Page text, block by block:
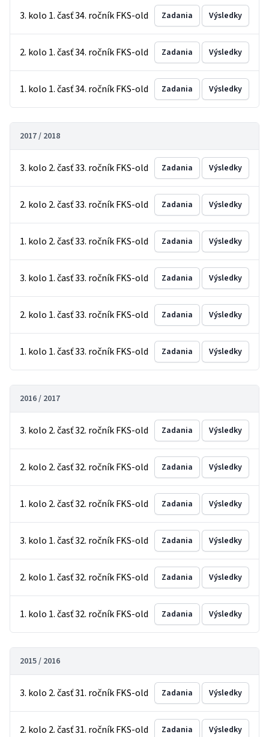
3. kolo 1. časť 34. ročník FKS-old Zadania Výsledky
2. kolo 1. časť 34. ročník FKS-old Zadania Výsledky
1. kolo 1. časť 34. ročník FKS-old Zadania Výsledky
2017 / 2018
3. kolo 2. časť 33. ročník FKS-old Zadania Výsledky
2. kolo 2. časť 33. ročník FKS-old Zadania Výsledky
1. kolo 2. časť 33. ročník FKS-old Zadania Výsledky
3. kolo 1. časť 33. ročník FKS-old Zadania Výsledky
2. kolo 1. časť 33. ročník FKS-old Zadania Výsledky
1. kolo 1. časť 33. ročník FKS-old Zadania Výsledky
2016 / 2017
3. kolo 2. časť 32. ročník FKS-old Zadania Výsledky
2. kolo 2. časť 32. ročník FKS-old Zadania Výsledky
1. kolo 2. časť 32. ročník FKS-old Zadania Výsledky
3. kolo 1. časť 32. ročník FKS-old Zadania Výsledky
2. kolo 1. časť 32. ročník FKS-old Zadania Výsledky
1. kolo 1. časť 32. ročník FKS-old Zadania Výsledky
2015 / 2016
3. kolo 2. časť 31. ročník FKS-old Zadania Výsledky
2. kolo 2. časť 31. ročník FKS-old Zadania Výsledky